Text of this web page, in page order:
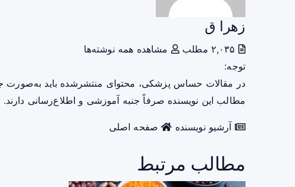
زهرا ق
مشاهده همه نوشته‌ها
توجه:
در مقالات حساس پزشکی، محتوای منتشرشده باید به‌صورت
مطالب این نویسنده صرفاً جنبه آموزشی و اطلاع‌رسانی دارند.
آرشیو نویسنده صفحه اصلی
مطالب مرتبط